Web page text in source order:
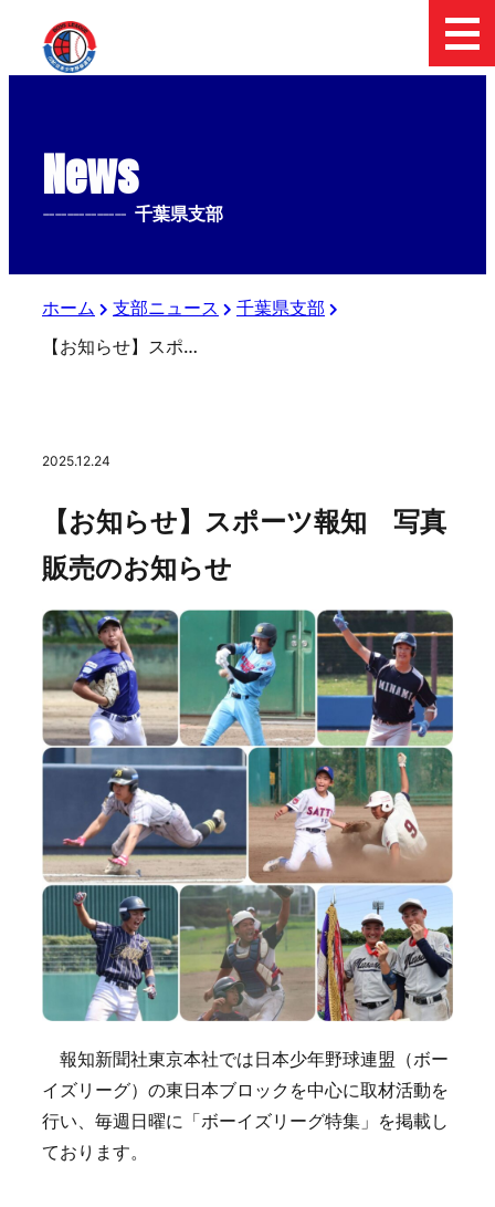
News
-------------- 千葉県支部
ホーム 支部ニュース
千葉県支部
【お知らせ】スポーツ報知 写真販売のお知らせ
2025.12.24
【お知らせ】スポーツ報知 写真
販売のお知らせ
報知新聞社東京本社では日本少年野球連盟（ボー
イズリーグ）の東日本ブロックを中心に取材活動を
行い、毎週日曜に「ボーイズリーグ特集」を掲載し
ております。